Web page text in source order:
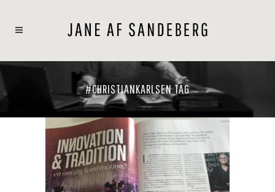
#CHRISTIANKARLSEN TAG